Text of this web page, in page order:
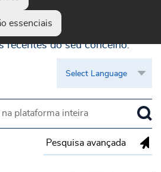
essenciais
Pesquisa avançada
Visível
recentes do seu concelho.